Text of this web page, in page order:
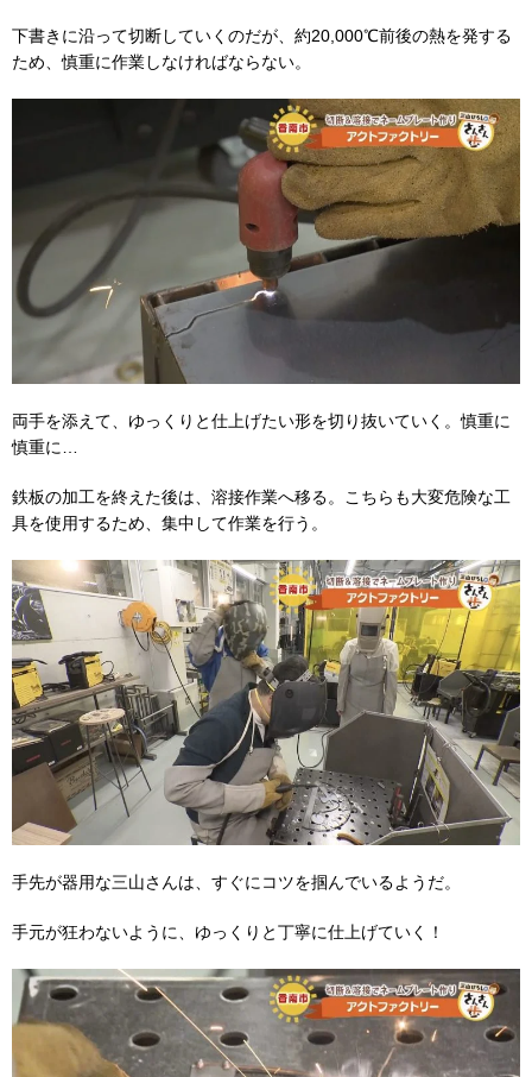
下書きに沿って切断していくのだが、約20,000℃前後の熱を発する
ため、慎重に作業しなければならない。
両手を添えて、ゆっくりと仕上げたい形を切り抜いていく。慎重に
慎重に…
鉄板の加工を終えた後は、溶接作業へ移る。こちらも大変危険な工
具を使用するため、集中して作業を行う。
手先が器用な三山さんは、すぐにコツを掴んでいるようだ。
手元が狂わないように、ゆっくりと丁寧に仕上げていく！